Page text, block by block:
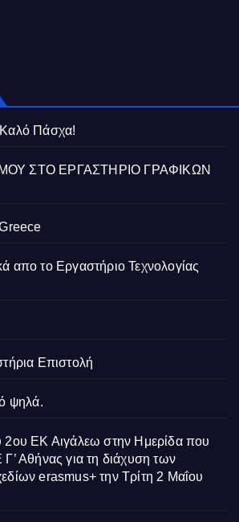
Πάσχα!
ΣΤΟ ΕΡΓΑΣΤΗΡΙΟ ΓΡΑΦΙΚΩΝ
απο το Εργαστήριο Τεχνολογίας
Επιστολή
ψηλά.
ΕΚ Αιγάλεω στην Ημερίδα που
Αθήνας για τη διάχυση των
erasmus+ την Τρίτη 2 Μαΐου